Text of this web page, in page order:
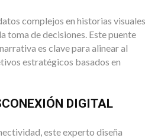
complejos en historias visuales
toma de decisiones. Este puente
es clave para alinear al
estratégicos basados en
DIGITAL
este experto diseña